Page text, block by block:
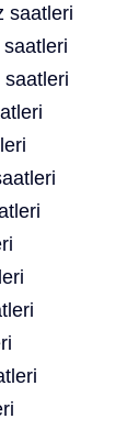
saatleri
saatleri